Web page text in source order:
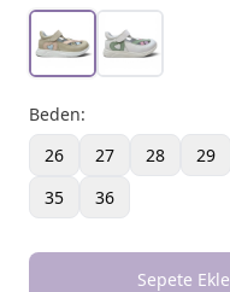
Beden:
26
27 28 29
35
36
Sepete Ekle